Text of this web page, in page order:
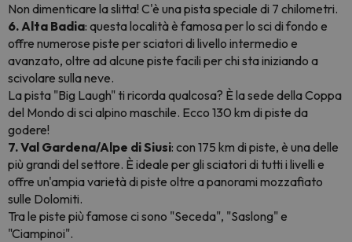
Non dimenticare la slitta! C'è una pista speciale di 7 chilometri.
6. Alta Badia: questa località è famosa per lo sci di fondo e
offre numerose piste per sciatori di livello intermedio e
avanzato, oltre ad alcune piste facili per chi sta iniziando a
scivolare sulla neve.
La pista "Big Laugh" ti ricorda qualcosa? È la sede della Coppa
del Mondo di sci alpino maschile. Ecco 130 km di piste da
godere!
7. Val Gardena/Alpe di Siusi: con 175 km di piste, è una delle
più grandi del settore. È ideale per gli sciatori di tutti i livelli e
offre un'ampia varietà di piste oltre a panorami mozzafiato
sulle Dolomiti.
Tra le piste più famose ci sono "Seceda", "Saslong" e
"Ciampinoi".